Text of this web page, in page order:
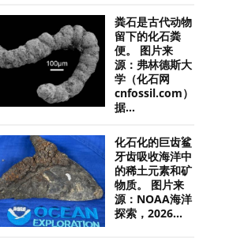
粪石是古代动物
留下的化石粪
便。 图片来
源：弗林德斯大
学（化石网
cnfossil.com）
据...
化石化的巨齿鲨
牙齿吸收海洋中
的稀土元素和矿
物质。 图片来
源：NOAA海洋
探索，2026...